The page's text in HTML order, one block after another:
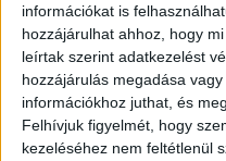
információkat is
hozzájárulhat ahhoz, hogy
leírtak szerint adatkezelést
hozzájárulás megadása
információkhoz juthat, és
Felhívjuk figyelmét, hogy
kezeléséhez nem feltétlenül